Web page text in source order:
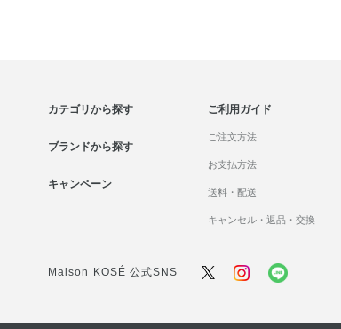
カテゴリから探す
ブランドから探す
キャンペーン
ご利用ガイド
ご注文方法
お支払方法
送料・配送
キャンセル・返品・交換
Maison KOSÉ 公式SNS